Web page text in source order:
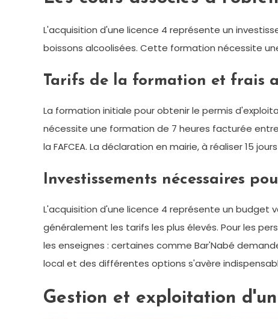
L'acquisition d'une licence 4 représente un
boissons alcoolisées. Cette formation nécessite
Tarifs de la formation et frais
La formation initiale pour obtenir le permis
nécessite une formation de 7 heures facturée
la FAFCEA. La déclaration en mairie, à réaliser 15
Investissements nécessaires
L'acquisition d'une licence 4 représente un budget
généralement les tarifs les plus élevés. Pour les
les enseignes : certaines comme Bar'Nabé
local et des différentes options s'avère
Gestion et exploitation